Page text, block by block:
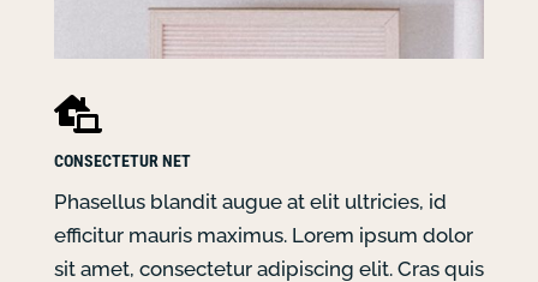

CONSECTETUR NET
Phasellus blandit augue at elit ultricies, id
efficitur mauris maximus. Lorem ipsum dolor
sit amet, consectetur adipiscing elit. Cras quis